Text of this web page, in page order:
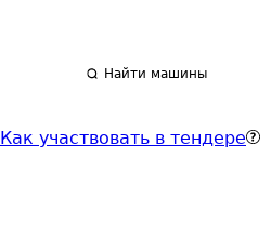
Найти машины
Как участвовать в тендере